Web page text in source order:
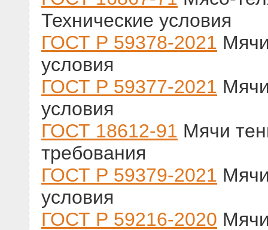
Технические условия
ГОСТ Р 59378-2021
условия
ГОСТ Р 59377-2021
условия
ГОСТ 18612-91 Мячи
требования
ГОСТ Р 59379-2021
условия
ГОСТ Р 59216-2020